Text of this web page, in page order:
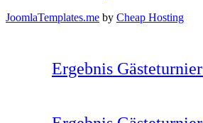
JoomlaTemplates.me by Cheap Hosting
Ergebnis